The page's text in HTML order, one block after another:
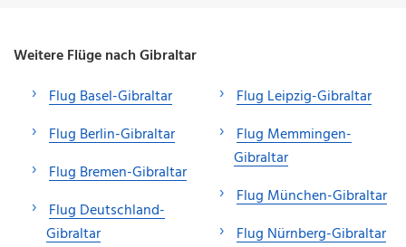
Weitere Flüge nach Gibraltar
Flug Basel-Gibraltar
Flug Berlin-Gibraltar
Flug Bremen-Gibraltar
Flug Deutschland-
Gibraltar
Flug Leipzig-Gibraltar
Flug Memmingen-
Gibraltar
Flug München-Gibraltar
Flug Nürnberg-Gibraltar